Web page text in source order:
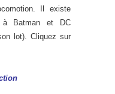
Il existe
à Batman et DC
lot). Cliquez sur